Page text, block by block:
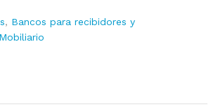
, Bancos para recibidores y
Mobiliario